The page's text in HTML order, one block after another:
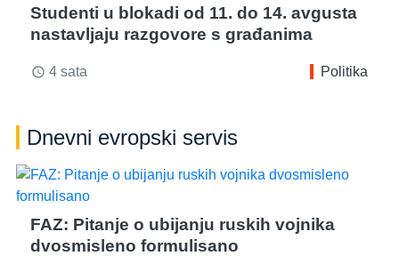
Studenti u blokadi od 11. do 14. avgusta
nastavljaju razgovore s građanima
access_time 4 sata Politika
Dnevni evropski servis
FAZ: Pitanje o ubijanju ruskih vojnika
dvosmisleno formulisano